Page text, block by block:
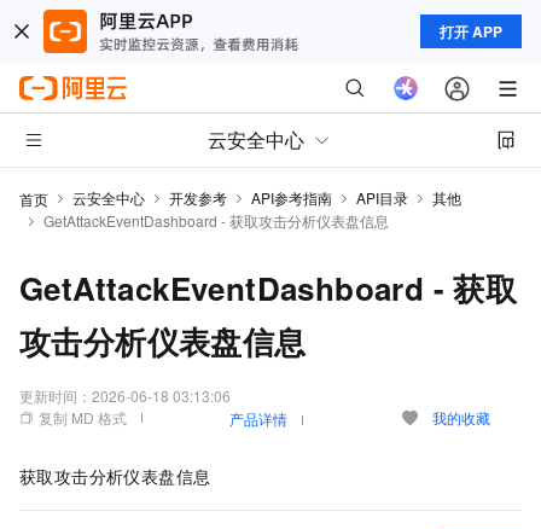
打开 APP
云安全中心
首页 云安全中心 开发参考 API参考指南 API目录
其他
GetAttackEventDashboard - 获取攻击分析仪表盘信息
GetAttackEventDashboard - 获取
攻击分析仪表盘信息
更新时间： 2026-06-18 03:13:06
复制 MD 格式
产品详情 我的收藏
获取攻击分析仪表盘信息